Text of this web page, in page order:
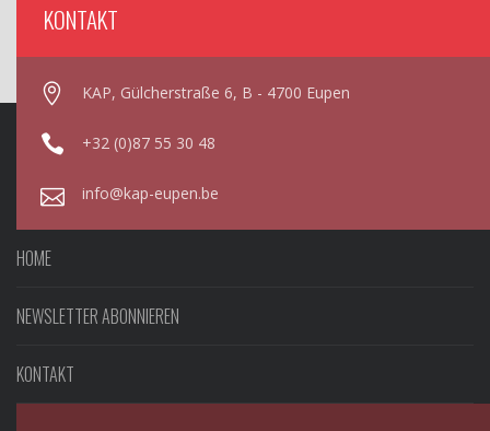
KONTAKT
KAP, Gülcherstraße 6, B - 4700 Eupen
+32 (0)87 55 30 48
info@kap-eupen.be
HOME
NEWSLETTER ABONNIEREN
KONTAKT